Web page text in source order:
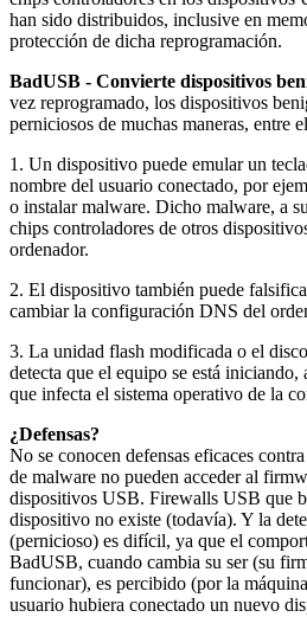
han sido distribuidos, inclusive en
protección de dicha reprogramación.
BadUSB - Convierte dispositivos
vez reprogramado, los dispositivos
perniciosos de muchas maneras, entre
1. Un dispositivo puede emular un
nombre del usuario conectado, por
o instalar malware. Dicho malware, a
chips controladores de otros
ordenador.
2. El dispositivo también puede
cambiar la configuración DNS del
3. La unidad flash modificada o el
detecta que el equipo se está
que infecta el sistema operativo de la
¿Defensas?
No se conocen defensas eficaces
de malware no pueden acceder al
dispositivos USB. Firewalls USB que
dispositivo no existe (todavía). Y la
(pernicioso) es difícil, ya que el
BadUSB, cuando cambia su ser (su
funcionar), es percibido (por la
usuario hubiera conectado un nuevo